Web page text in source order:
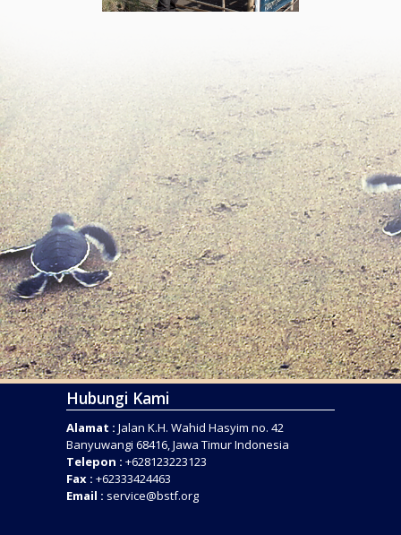
Hubungi Kami
Alamat : Jalan K.H. Wahid Hasyim no. 42
Banyuwangi 68416, Jawa Timur Indonesia
Telepon : +628123223123
Fax : +62333424463
Email : service@bstf.org